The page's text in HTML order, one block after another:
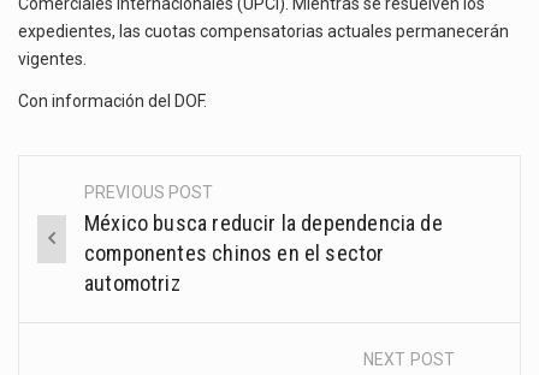
expedientes, las cuotas compensatorias actuales permanecerán
vigentes.
Con información del DOF.
Post
navigation
PREVIOUS POST
México busca reducir la dependencia de
componentes chinos en el sector
automotriz
NEXT POST